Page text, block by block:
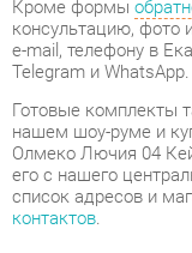
нашем шоу-руме и
Олмеко Лючия 04
его с нашего
список адресов и
Материал
Цвет